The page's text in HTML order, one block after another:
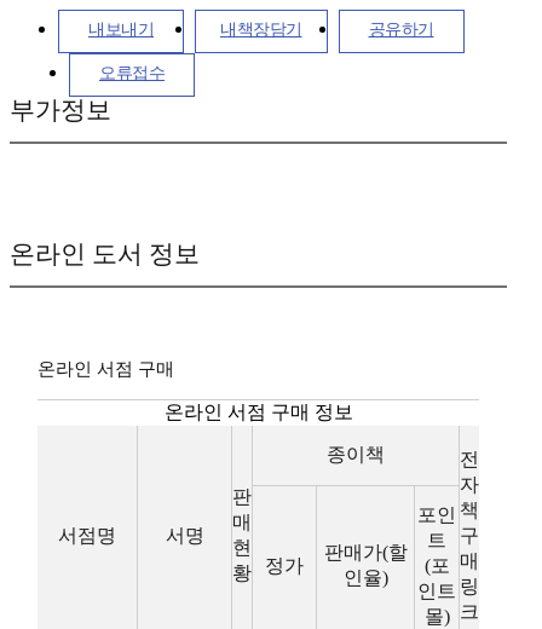
내보내기 내책장담기 공유하기
오류접수
부가정보
온라인 도서 정보
온라인 서점 구매
온라인 서점 구매 정보
서점명 서명
판
매
현
황
종이책
전
자
책
구
매
링
크
정가
판매가(할
인율)
포인
트
(포
인트
몰)